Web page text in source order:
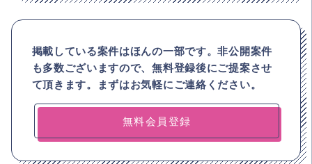
掲載している案件はほんの一部です。非公開案件
も多数ございますので、無料登録後にご提案させ
て頂きます。まずはお気軽にご連絡ください。
無料会員登録